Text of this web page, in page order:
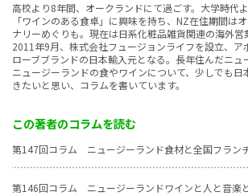
高校より8年間、オークランドにて過ごす。大学時代
「ワインのある食卓」に興味を持ち、NZ在住期間は
ナリーめぐりも。現在は日系化粧品雑貨関連の海外営
2011年9月、株式会社フュージョンライフを設立、ア
ローブブランドの日本輸入元となる。長年住んだニュ
ニュージーランドの食やワインについて、少しでも日
きたいと思い、コラムを書いています。
この著者のコラムを読む
第147回コラム ニュージーランド食材と全国フラン
第146回コラム ニュージーランドワインと人と音楽